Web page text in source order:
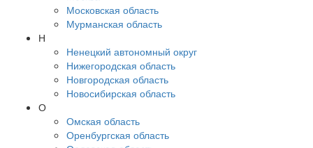
Московская область
Мурманская область
Н
Ненецкий автономный округ
Нижегородская область
Новгородская область
Новосибирская область
О
Омская область
Оренбургская область